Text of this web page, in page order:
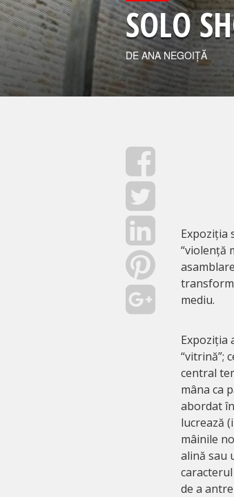
SOLO
DE ANA NEGOIȚĂ
Expoziția
“violență
mediu.
Expoziția
“vitrină”;
central
mâna ca
abordat
lucrează
mâinile
alină sau
de a